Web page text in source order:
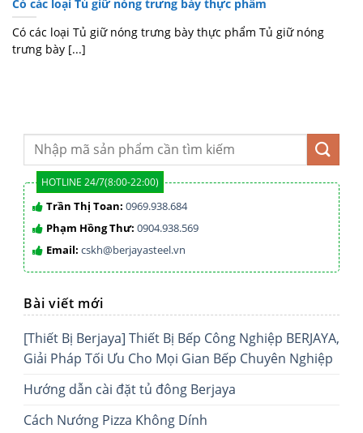
Có các loại Tủ giữ nóng trưng bày thực phẩm
Có các loại Tủ giữ nóng trưng bày thực phẩm Tủ giữ nóng
trưng bày [...]
HOTLINE 24/7(8:00-22:00)
Trần Thị Toan: 0969.938.684
Phạm Hồng Thư: 0904.938.569
Email: cskh@berjayasteel.vn
Bài viết mới
[Thiết Bị Berjaya] Thiết Bị Bếp Công Nghiệp BERJAYA,
Giải Pháp Tối Ưu Cho Mọi Gian Bếp Chuyên Nghiệp
Hướng dẫn cài đặt tủ đông Berjaya
Cách Nướng Pizza Không Dính